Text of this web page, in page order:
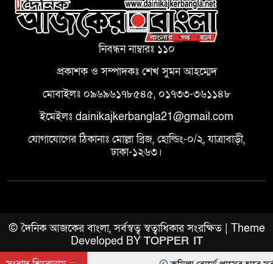
নিবন্ধন নাম্বারঃ ১১০
প্রকাশক ও সম্পাদকঃ শেখ সুমন আহম্মেদ
মোবাইলঃ ০৯৬৯৬১৭৮৫৪৫, ০১৭৩৩-৩৬১১৪৮
ইমেইলঃ dainikajkerbangla21@gmail.com
যোগাযোগের ঠিকানাঃ মোল্লা ব্রিজ, হোল্ডিং-০/২, যাত্রাবাড়ী,
ঢাকা-১২৬৩।
© দৈনিক আজকের বাংলা, সর্বস্বত্ব স্বত্বাধিকার সংরক্ষিত | Theme
Developed BY TOPPER IT